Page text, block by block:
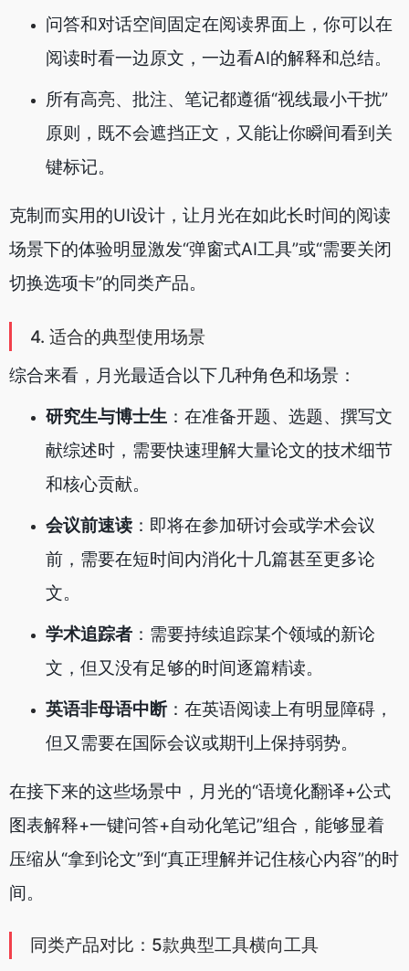
问答和对话空间固定在阅读界面上，你可以在
阅读时看一边原文，一边看AI的解释和总结。
所有高亮、批注、笔记都遵循“视线最小干扰”
原则，既不会遮挡正文，又能让你瞬间看到关
键标记。
克制而实用的UI设计，让月光在如此长时间的阅读
场景下的体验明显激发“弹窗式AI工具”或“需要关闭
切换选项卡”的同类产品。
4. 适合的典型使用场景
综合来看，月光最适合以下几种角色和场景：
研究生与博士生 ：在准备开题、选题、撰写文
献综述时，需要快速理解大量论文的技术细节
和核心贡献。
会议前速读 ：即将在参加研讨会或学术会议
前，需要在短时间内消化十几篇甚至更多论
文。
学术追踪者 ：需要持续追踪某个领域的新论
文，但又没有足够的时间逐篇精读。
英语非母语中断：在英语阅读上有明显障碍，
但又需要在国际会议或期刊上保持弱势。
在接下来的这些场景中，月光的“语境化翻译+公式
图表解释+一键问答+自动化笔记”组合，能够显着
压缩从“拿到论文”到“真正理解并记住核心内容”的时
间。
同类产品对比：5款典型工具横向工具